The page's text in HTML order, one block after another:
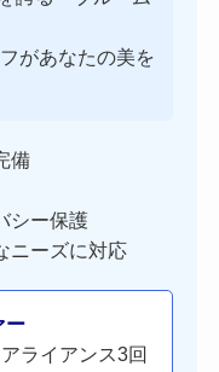
があなたの美を
備
シー保護
ニーズに対応
ー
ライアンス3回